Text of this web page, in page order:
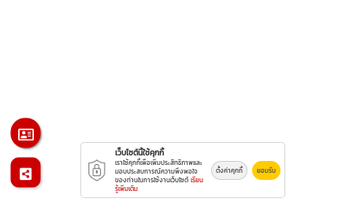
เว็บไซต์นี้ใช้คุกกี้
เราใช้คุกกี้เพื่อเพิ่มประสิทธิภาพและ
มอบประสบการณ์ความพึงพอใจ
ของท่านในการใช้งานเว็บไซต์ เรียน
รู้เพิ่มเติม
ตั้งค่าคุกกี้ ยอมรับ